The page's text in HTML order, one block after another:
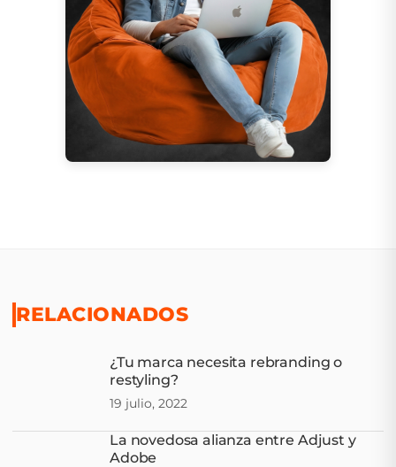
RELACIONADOS
¿Tu marca necesita rebranding o
restyling?
19 julio, 2022
La novedosa alianza entre Adjust y
Adobe